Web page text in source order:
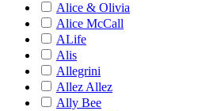
Alice & Olivia
Alice McCall
ALife
Alis
Allegrini
Allez Allez
Ally Bee